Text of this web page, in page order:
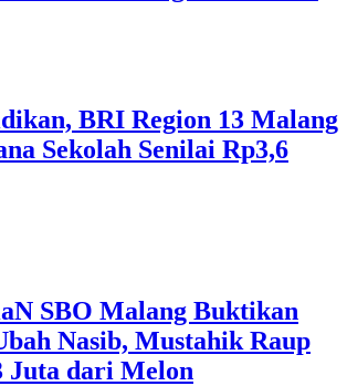
BRI Region 13 Malang
Sekolah Senilai Rp3,6
SBO Malang Buktikan
Nasib, Mustahik Raup
Juta dari Melon